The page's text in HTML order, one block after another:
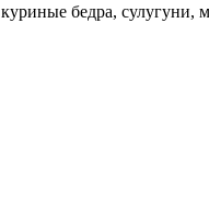
куриные бедра, сулугуни,